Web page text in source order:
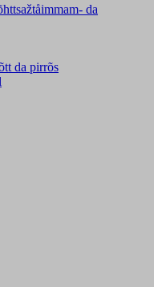
da
da pirrõs